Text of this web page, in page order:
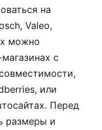
на
Valeo,
можно
с
или
Перед
размеры и